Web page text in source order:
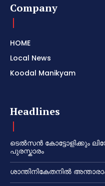
Company
HOME
Local News
Koodal Manikyam
Headlines
ടെൽസൻ കോട്ടോളിക്കും
പുരസ്കാരം
ശാന്തിനികേതനിൽ